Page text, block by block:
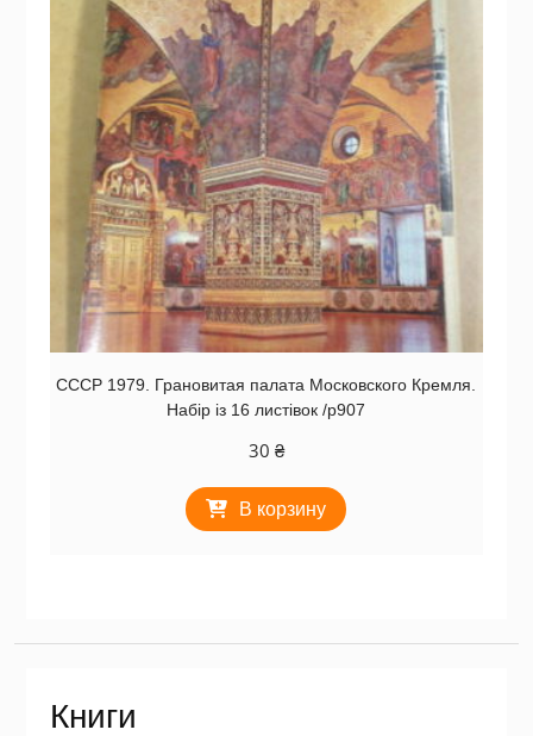
СССР 1979. Грановитая палата Московского Кремля.
Набір із 16 листівок /р907
30 ₴
В корзину
Книги